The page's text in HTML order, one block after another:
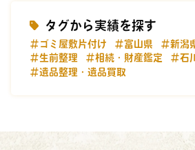
タグから実績を探す
＃ゴミ屋敷片付け ＃富山県 ＃新潟
＃生前整理
＃相続・財産鑑定
＃石
＃遺品整理・遺品買取